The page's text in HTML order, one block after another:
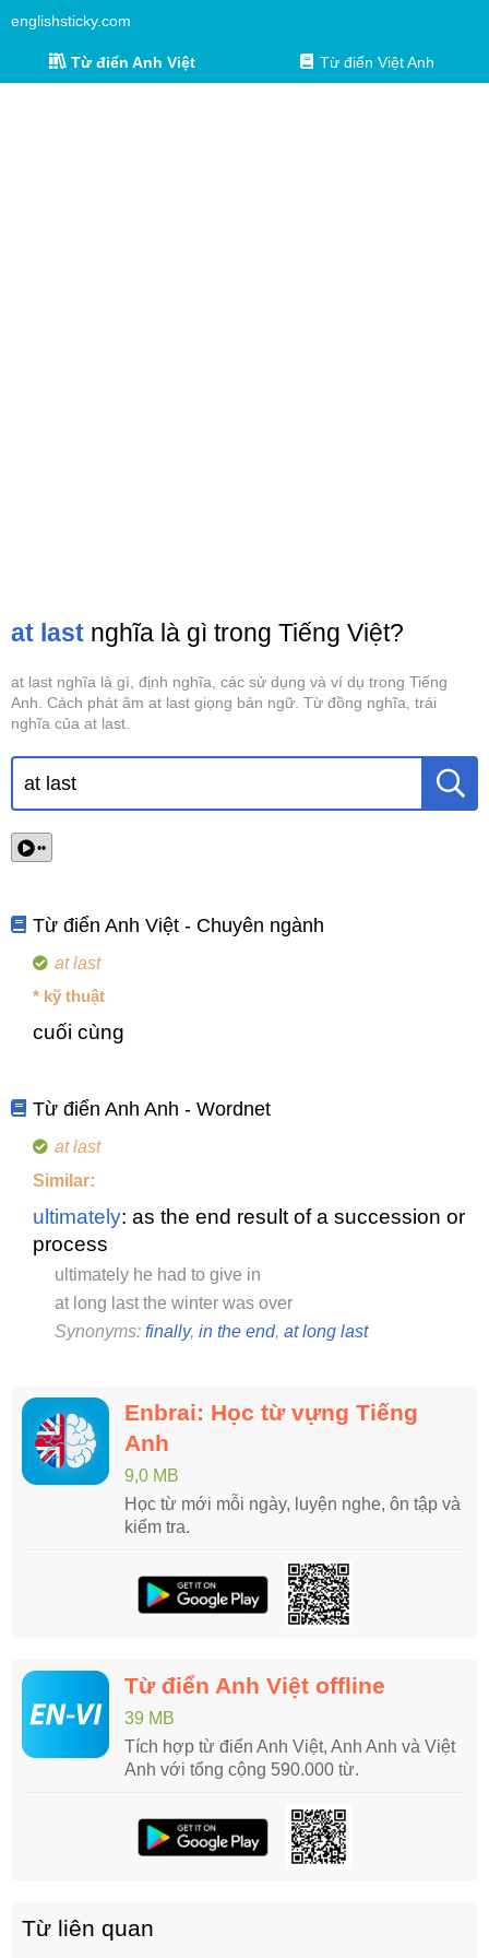
englishsticky.com
Từ điển Anh Việt Từ điển Việt Anh
at last nghĩa là gì trong Tiếng Việt?
at last nghĩa là gì, định nghĩa, các sử dụng và ví dụ trong Tiếng
Anh. Cách phát âm at last giọng bản ngữ. Từ đồng nghĩa, trái
nghĩa của at last.
••
Từ điển Anh Việt - Chuyên ngành
at last
* kỹ thuật
cuối cùng
Từ điển Anh Anh - Wordnet
at last
Similar:
ultimately: as the end result of a succession or
process
ultimately he had to give in
at long last the winter was over
Synonyms: finally, in the end, at long last
Enbrai: Học từ vựng Tiếng
Anh
9,0 MB
Học từ mới mỗi ngày, luyện nghe, ôn tập và
kiểm tra.
Từ điển Anh Việt offline
39 MB
Tích hợp từ điển Anh Việt, Anh Anh và Việt
Anh với tổng cộng 590.000 từ.
Từ liên quan